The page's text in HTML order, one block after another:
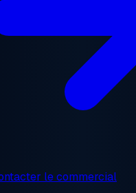
le commercial